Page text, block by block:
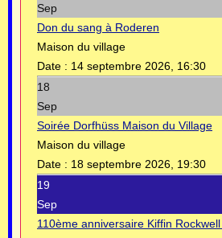
Sep
Don du sang à Roderen
Maison du village
Date : 14 septembre 2026, 16:30
18
Sep
Soirée Dorfhüss Maison du Village
Maison du village
Date : 18 septembre 2026, 19:30
19
Sep
110ème anniversaire Kiffin